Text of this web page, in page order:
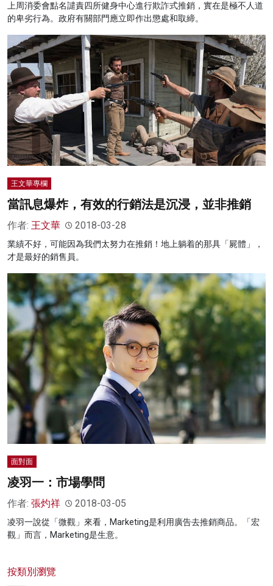
上周消委會點名譴責四所健身中心進行欺詐式推銷，實在是極不人道
的卑劣行為。政府有關部門應立即作出懲處和取締。
王文華專欄
當訊息爆炸，有效的行銷法是沉浸，並非推銷
作者: 王文華 2018-03-28
業績不好，可能因為我們太努力在推銷！地上躺着的那具「屍體」，
才是最好的銷售員。
面對面
凌羽一：市場學問
作者: 張灼祥 2018-03-05
凌羽一說從「微觀」來看，Marketing是利用廣告去推銷商品。「宏
觀」而言，Marketing是生意。
按類別瀏覽